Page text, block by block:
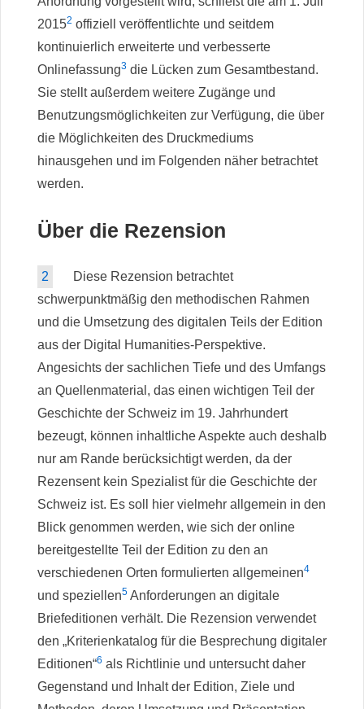
20152 offiziell veröffentlichte und seitdem
kontinuierlich erweiterte und verbesserte
Onlinefassung3 die Lücken zum Gesamtbestand.
Sie stellt außerdem weitere Zugänge und
Benutzungsmöglichkeiten zur Verfügung, die über
die Möglichkeiten des Druckmediums
hinausgehen und im Folgenden näher betrachtet
werden.
Über die Rezension
2
Diese Rezension betrachtet
schwerpunktmäßig den methodischen Rahmen
und die Umsetzung des digitalen Teils der Edition
aus der Digital Humanities-Perspektive.
Angesichts der sachlichen Tiefe und des Umfangs
an Quellenmaterial, das einen wichtigen Teil der
Geschichte der Schweiz im 19. Jahrhundert
bezeugt, können inhaltliche Aspekte auch deshalb
nur am Rande berücksichtigt werden, da der
Rezensent kein Spezialist für die Geschichte der
Schweiz ist. Es soll hier vielmehr allgemein in den
Blick genommen werden, wie sich der online
bereitgestellte Teil der Edition zu den an
verschiedenen Orten formulierten allgemeinen4
und speziellen5 Anforderungen an digitale
Briefeditionen verhält. Die Rezension verwendet
den „Kriterienkatalog für die Besprechung digitaler
Editionen“6 als Richtlinie und untersucht daher
Gegenstand und Inhalt der Edition, Ziele und